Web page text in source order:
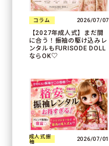
コラム 2026/07/07
【2027年成人式】まだ間
に合う！振袖の駆け込みレ
ンタルもFURISODE DOLL
ならOK♡
成人式振
袖
2026/07/01